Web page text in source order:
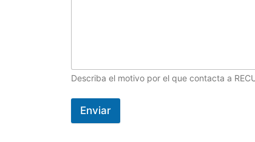
Describa el motivo por el que contacta a
Enviar